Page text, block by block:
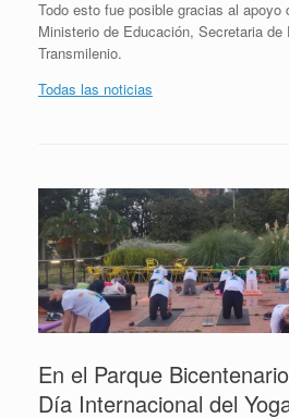
Todo esto fue posible gracias al
Ministerio de Educación, Secretaria de
Transmilenio.
Todas las noticias
En el Parque
Día Internacional del